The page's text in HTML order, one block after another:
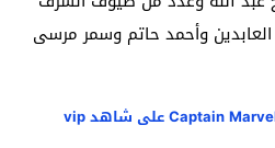
وأحمد حاتم وسمر مرسى